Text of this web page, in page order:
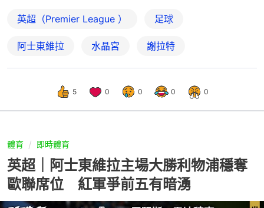
英超（Premier League ） 足球
阿士東維拉 水晶宮 謝拉特
5 0 0 0 0
體育 即時體育
英超｜阿士東維拉主場大勝利物浦穩奪
歐聯席位 紅軍爭前五有暗湧